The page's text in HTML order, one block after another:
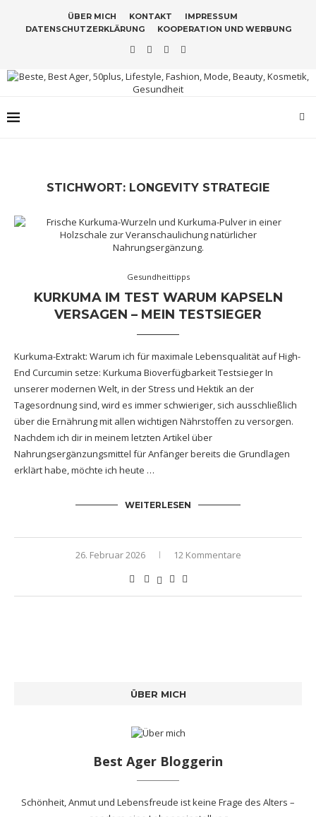
ÜBER MICH KONTAKT
IMPRESSUM
DATENSCHUTZERKLÄRUNG
KOOPERATION UND WERBUNG
STICHWORT: LONGEVITY STRATEGIE
Gesundheittipps
KURKUMA IM TEST WARUM KAPSELN
VERSAGEN – MEIN TESTSIEGER
Kurkuma-Extrakt: Warum ich für maximale Lebensqualität auf High-
End Curcumin setze: Kurkuma Bioverfügbarkeit Testsieger In
unserer modernen Welt, in der Stress und Hektik an der
Tagesordnung sind, wird es immer schwieriger, sich ausschließlich
über die Ernährung mit allen wichtigen Nährstoffen zu versorgen.
Nachdem ich dir in meinem letzten Artikel über
Nahrungsergänzungsmittel für Anfänger bereits die Grundlagen
erklärt habe, möchte ich heute …
WEITERLESEN
26. Februar 2026 12 Kommentare
ÜBER MICH
Best Ager Bloggerin
Schönheit, Anmut und Lebensfreude ist keine Frage des Alters –